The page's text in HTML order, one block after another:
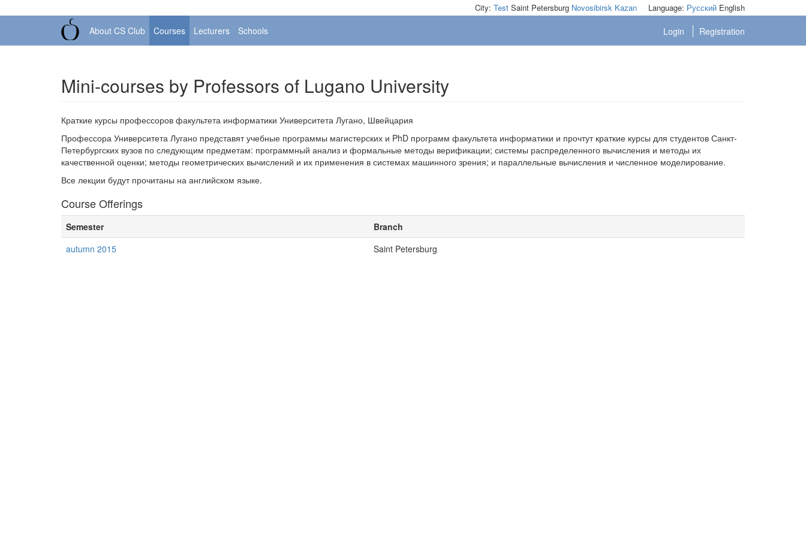
City: Test Saint Petersburg Novosibirsk Kazan Language: Русский English
About CS Club Courses Lecturers Schools Login Registration
Mini-courses by Professors of Lugano University
Краткие курсы профессоров факультета информатики Университета Лугано, Швейцария
Профессора Университета Лугано представят учебные программы магистерских и PhD программ факультета информатики и прочтут краткие курсы для студентов Санкт-
Петербургских вузов по следующим предметам: программный анализ и формальные методы верификации; системы распределенного вычисления и методы их
качественной оценки; методы геометрических вычислений и их применения в системах машинного зрения; и параллельные вычисления и численное моделирование.
Все лекции будут прочитаны на английском языке.
Course Offerings
Semester
Branch
autumn 2015
Saint Petersburg